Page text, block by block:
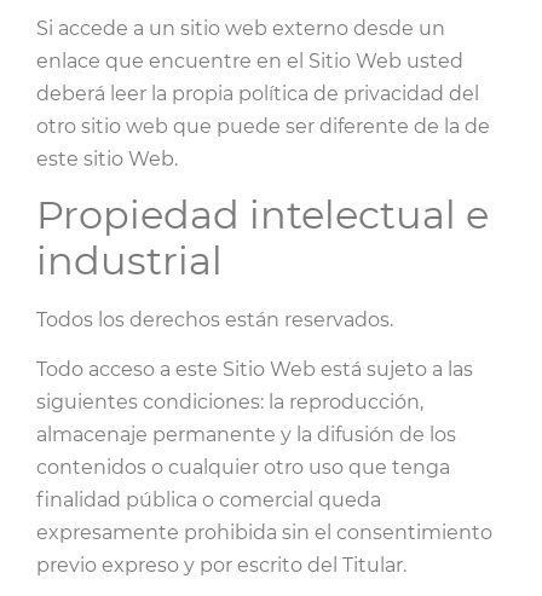
Si accede a un sitio web externo desde un
enlace que encuentre en el Sitio Web usted
deberá leer la propia política de privacidad del
otro sitio web que puede ser diferente de la de
este sitio Web.
Propiedad intelectual e
industrial
Todos los derechos están reservados.
Todo acceso a este Sitio Web está sujeto a las
siguientes condiciones: la reproducción,
almacenaje permanente y la difusión de los
contenidos o cualquier otro uso que tenga
finalidad pública o comercial queda
expresamente prohibida sin el consentimiento
previo expreso y por escrito del Titular.